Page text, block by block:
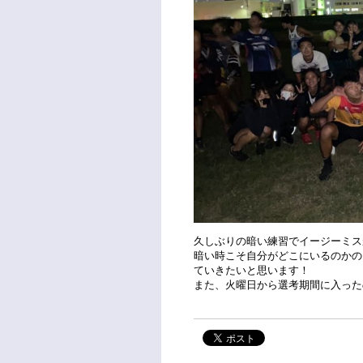
久しぶりの暗い練習でイージーミ
暗い時こそ自分がどこにいるのか
ていきたいと思います！
また、火曜日から選考期間に入っ